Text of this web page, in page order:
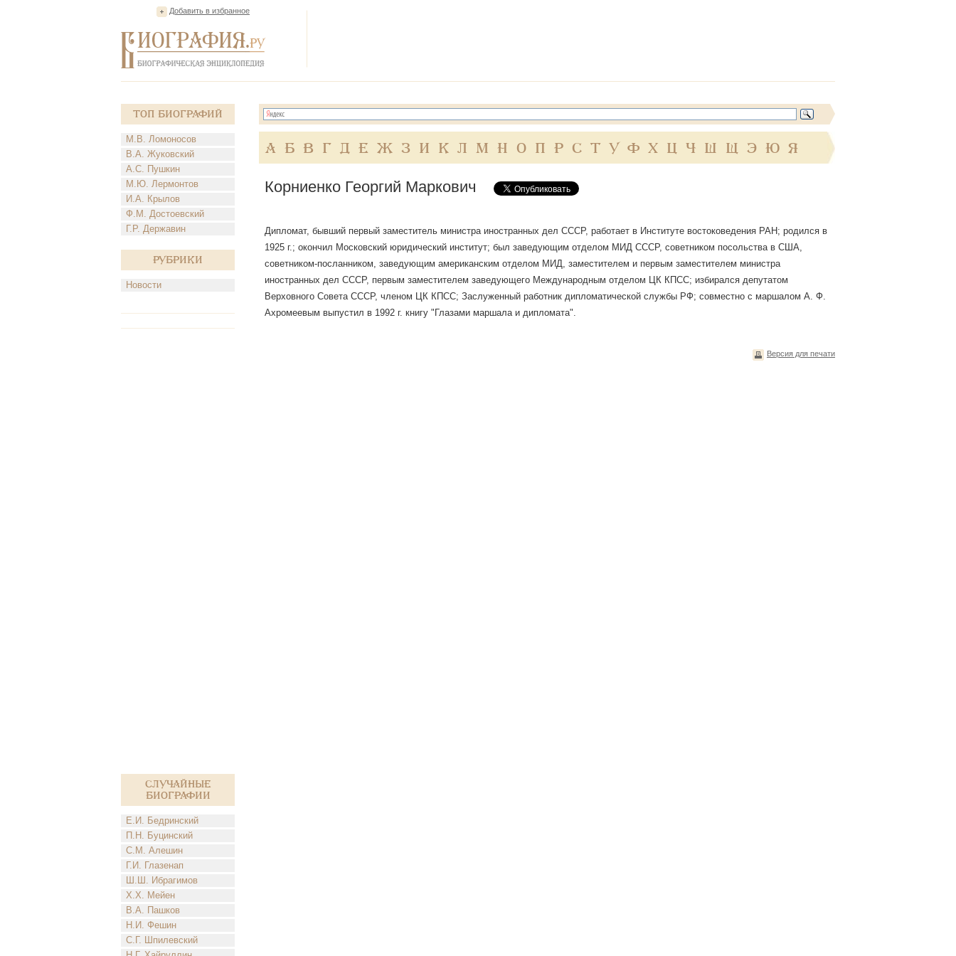
Добавить в избранное
Топ Биографий
М.В. Ломоносов
В.А. Жуковский
А.С. Пушкин
М.Ю. Лермонтов
И.А. Крылов
Ф.М. Достоевский
Г.Р. Державин
Рубрики
Новости
Случайные
биографии
Е.И. Бедринский
П.Н. Буцинский
С.М. Алешин
Г.И. Глазенап
Ш.Ш. Ибрагимов
Х.Х. Мейен
В.А. Пашков
Н.И. Фешин
С.Г. Шпилевский
А Б В Г Д Е Ж З И К Л М Н О П Р С Т У Ф Х Ц Ч Ш Щ Э Ю Я
Корниенко Георгий Маркович
Дипломат, бывший первый заместитель министра иностранных дел СССР, работает в Институте востоковедения РАН; родился в
1925 г.; окончил Московский юридический институт; был заведующим отделом МИД СССР, советником посольства в США,
советником-посланником, заведующим американским отделом МИД, заместителем и первым заместителем министра
иностранных дел СССР, первым заместителем заведующего Международным отделом ЦК КПСС; избирался депутатом
Верховного Совета СССР, членом ЦК КПСС; Заслуженный работник дипломатической службы РФ; совместно с маршалом А. Ф.
Ахромеевым выпустил в 1992 г. книгу "Глазами маршала и дипломата".
Версия для печати